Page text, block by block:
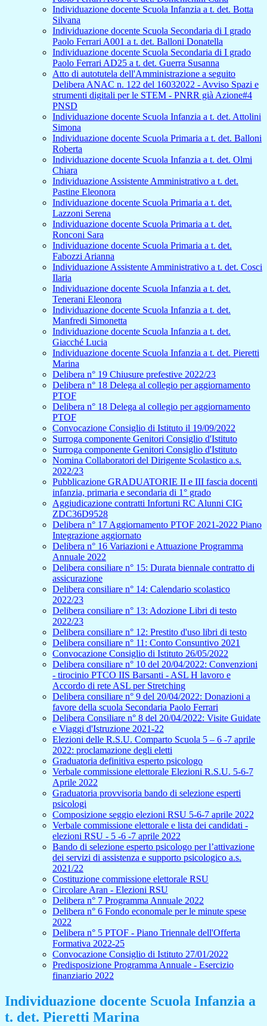
Individuazione docente Scuola Infanzia a t. det. Botta
Silvana
Individuazione docente Scuola Secondaria di I grado
Paolo Ferrari A001 a t. det. Balloni Donatella
Individuazione docente Scuola Secondaria di I grado
Paolo Ferrari AD25 a t. det. Guerra Susanna
Atto di autotutela dell'Amministrazione a seguito
Delibera ANAC n. 122 del 16032022 - Avviso Spazi e
strumenti digitali per le STEM - PNRR già Azione#4
PNSD
Individuazione docente Scuola Infanzia a t. det. Attolini
Simona
Individuazione docente Scuola Primaria a t. det. Balloni
Roberta
Individuazione docente Scuola Infanzia a t. det. Olmi
Chiara
Individuazione Assistente Amministrativo a t. det.
Pastine Eleonora
Individuazione docente Scuola Primaria a t. det.
Lazzoni Serena
Individuazione docente Scuola Primaria a t. det.
Ronconi Sara
Individuazione docente Scuola Primaria a t. det.
Fabozzi Arianna
Individuazione Assistente Amministrativo a t. det. Cosci
Ilaria
Individuazione docente Scuola Infanzia a t. det.
Tenerani Eleonora
Individuazione docente Scuola Infanzia a t. det.
Manfredi Simonetta
Individuazione docente Scuola Infanzia a t. det.
Giacché Lucia
Individuazione docente Scuola Infanzia a t. det. Pieretti
Marina
Delibera n° 19 Chiusure prefestive 2022/23
Delibera n° 18 Delega al collegio per aggiornamento
PTOF
Delibera n° 18 Delega al collegio per aggiornamento
PTOF
Convocazione Consiglio di Istituto il 19/09/2022
Surroga componente Genitori Consiglio d'Istituto
Surroga componente Genitori Consiglio d'Istituto
Nomina Collaboratori del Dirigente Scolastico a.s.
2022/23
Pubblicazione GRADUATORIE II e III fascia docenti
infanzia, primaria e secondaria di 1° grado
Aggiudicazione contratti Infortuni RC Alunni CIG
ZDC36D9528
Delibera n° 17 Aggiornamento PTOF 2021-2022 Piano
Integrazione aggiornato
Delibera n° 16 Variazioni e Attuazione Programma
Annuale 2022
Delibera consiliare n° 15: Durata biennale contratto di
assicurazione
Delibera consiliare n° 14: Calendario scolastico
2022/23
Delibera consiliare n° 13: Adozione Libri di testo
2022/23
Delibera consiliare n° 12: Prestito d'uso libri di testo
Delibera consiliare n° 11: Conto Consuntivo 2021
Convocazione Consiglio di Istituto 26/05/2022
Delibera consiliare n° 10 del 20/04/2022: Convenzioni
- tirocinio PTCO IIS Barsanti - ASL H lavoro e
Accordo di rete ASL per Stretching
Delibera consiliare n° 9 del 20/04/2022: Donazioni a
favore della scuola Secondaria Paolo Ferrari
Delibera Consiliare n° 8 del 20/04/2022: Visite Guidate
e Viaggi d'Istruzione 2021-22
Elezioni delle R.S.U. Comparto Scuola 5 – 6 -7 aprile
2022: proclamazione degli eletti
Graduatoria definitiva esperto psicologo
Verbale commissione elettorale Elezioni R.S.U. 5-6-7
Aprile 2022
Graduatoria provvisoria bando di selezione esperti
psicologi
Composizione seggio elezioni RSU 5-6-7 aprile 2022
Verbale commissione elettorale e lista dei candidati -
elezioni RSU - 5 -6 -7 aprile 2022
Bando di selezione esperto psicologo per l’attivazione
dei servizi di assistenza e supporto psicologico a.s.
2021/22
Costituzione commissione elettorale RSU
Circolare Aran - Elezioni RSU
Delibera n° 7 Programma Annuale 2022
Delibera n° 6 Fondo economale per le minute spese
2022
Delibera n° 5 PTOF - Piano Triennale dell'Offerta
Formativa 2022-25
Convocazione Consiglio di Istituto 27/01/2022
Predisposizione Programma Annuale - Esercizio
finanziario 2022
Individuazione docente Scuola Infanzia a
t. det. Pieretti Marina